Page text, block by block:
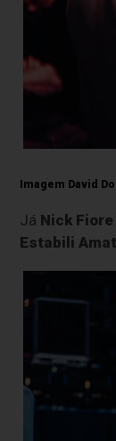
Imagem David
Já Nick Fiore
Estabili